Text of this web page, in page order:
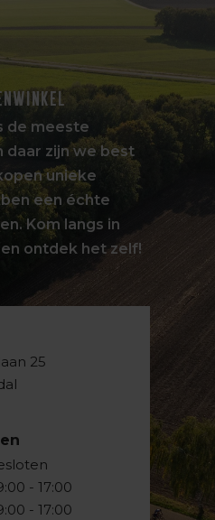
de meeste
daar zijn we best
unieke
een échte
Kom langs in
ontdek het zelf!
25
- 17:00
- 17:00